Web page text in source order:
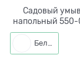
Садовый
напольный 550-
Белый